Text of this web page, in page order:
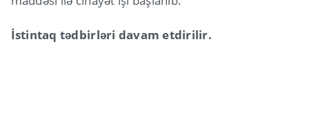
İstintaq tədbirləri davam etdirilir.